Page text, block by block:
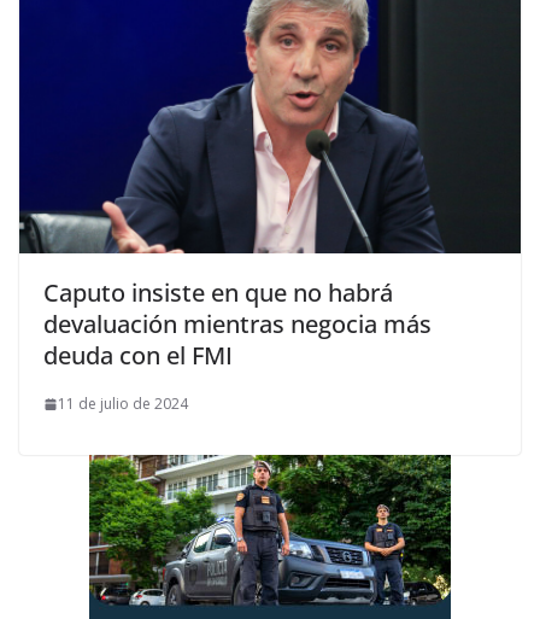
Caputo insiste en que no habrá
devaluación mientras negocia más
deuda con el FMI
11 de julio de 2024